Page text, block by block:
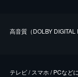
⾼⾳質（DOLBY DIGITAL
テレビ / スマホ / PCなど